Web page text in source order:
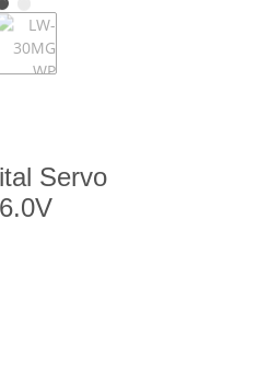
Servo